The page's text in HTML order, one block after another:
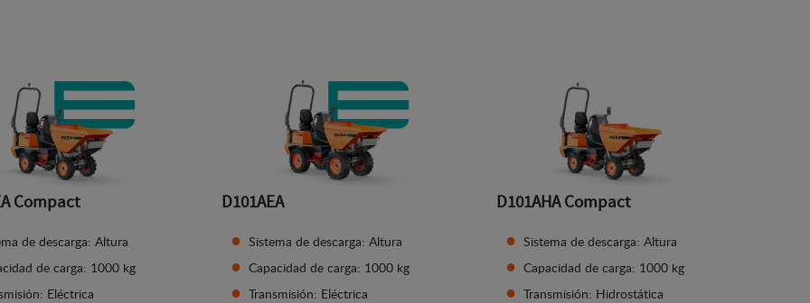
Compact
de descarga: Altura
de carga: 1000 kg
Eléctrica
D101AEA
Sistema de descarga: Altura
Capacidad de carga: 1000 kg
Transmisión: Eléctrica
D101AHA Compact
Sistema de descarga: Altura
Capacidad de carga: 1000 kg
Transmisión: Hidrostática